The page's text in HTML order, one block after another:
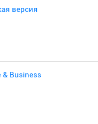
версия
& Business